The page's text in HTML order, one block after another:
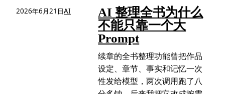
2026年6月21日AI
AI 整理全书为什么
不能只靠一个大
Prompt
续章的全书整理功能曾把作品
设定、章节、事实和记忆一次
性发给模型，两次调用跑了八